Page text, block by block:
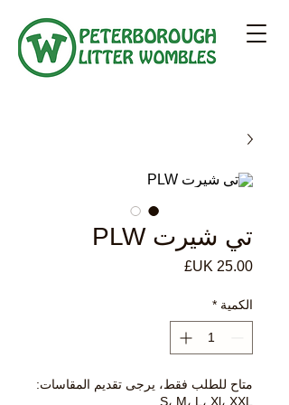
تي شيرت PLW
السعر
الكمية *
متاح للطلب فقط، يرجى تقديم المقاسات:
S، M، L، Xl، XXL